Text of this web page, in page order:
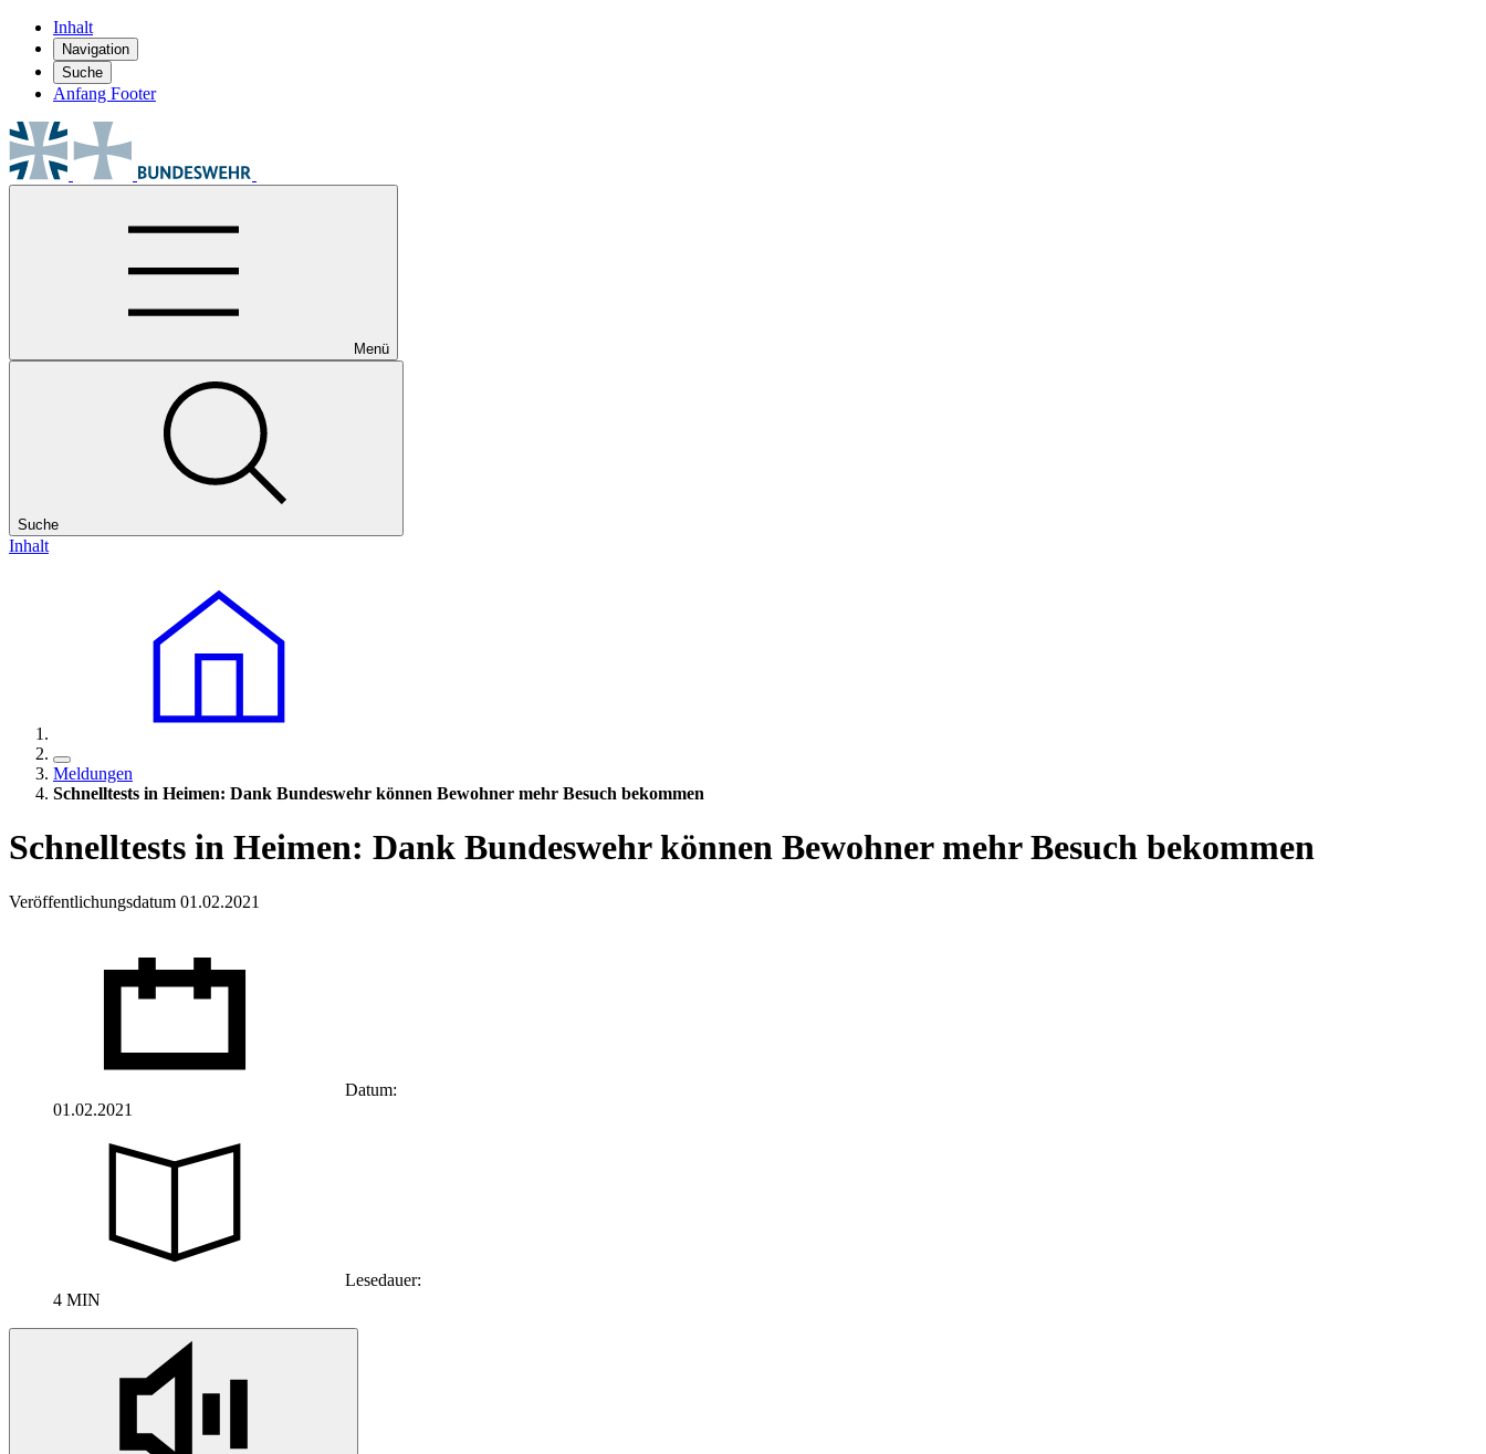
Inhalt
Navigation
Suche
Anfang Footer
Menü
Suche
Inhalt
Meldungen
Schnelltests in Heimen: Dank Bundeswehr können Bewohner mehr Besuch bekommen
Schnelltests in Heimen: Dank Bundeswehr können Bewohner mehr Besuch bekommen
Veröffentlichungsdatum 01.02.2021
Datum:
01.02.2021
Lesedauer:
4 MIN